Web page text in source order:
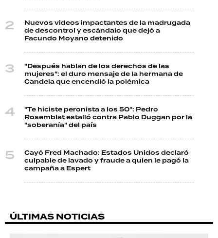
Nuevos videos impactantes de la madrugada
de descontrol y escándalo que dejó a
Facundo Moyano detenido
"Después hablan de los derechos de las
mujeres": el duro mensaje de la hermana de
Candela que encendió la polémica
"Te hiciste peronista a los 50": Pedro
Rosemblat estalló contra Pablo Duggan por la
"soberanía" del país
Cayó Fred Machado: Estados Unidos declaró
culpable de lavado y fraude a quien le pagó la
campaña a Espert
ÚLTIMAS NOTICIAS